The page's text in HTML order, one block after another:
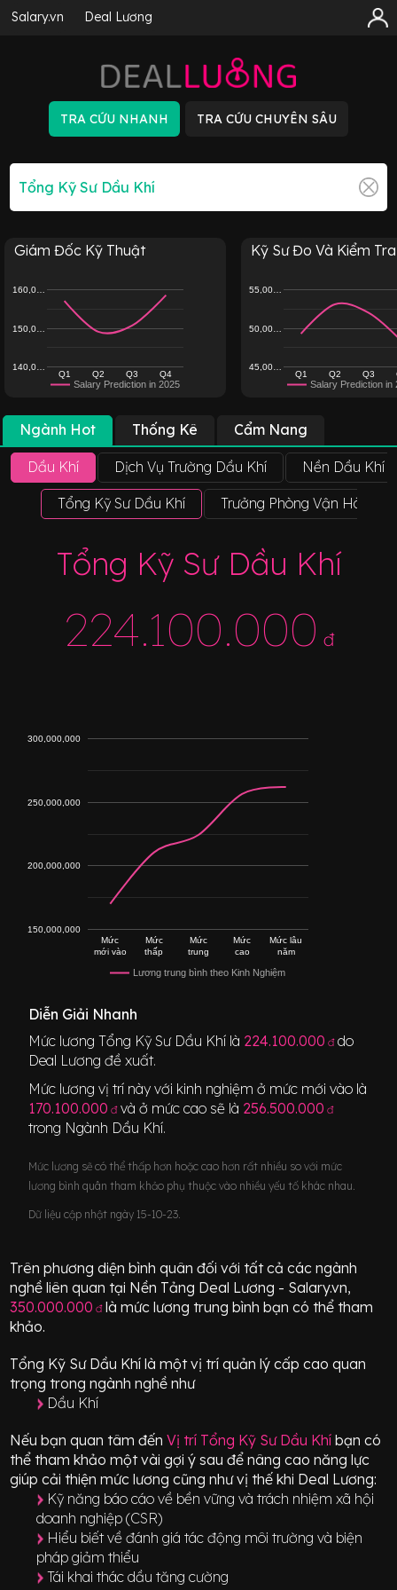
Salary.vn Deal Lương
Giám Đốc Kỹ Thuật
Salary Prediction in 2025
Q1 Q2 Q3 Q4
140,0…
150,0…
160,0…
Kỹ Sư Đo Và Kiểm Tra
Salary Prediction in
Q1 Q2 Q3
45,00…
50,00…
55,00…
Ngành Hot Thống Kê Cẩm Nang
Dầu Khí Dịch Vụ Trường Dầu Khí Nền Dầu Khí
Tổng Kỹ Sư Dầu Khí Trưởng Phòng Vận Hành
Tổng Kỹ Sư Dầu Khí
224.100.000 đ
Lương trung bình theo Kinh Nghiệm
Mức
mới vào
Mức
thấp
Mức
trung
Mức
cao
Mức lâu
năm
150,000,000
200,000,000
250,000,000
300,000,000
Diễn Giải Nhanh
Mức lươngTổng Kỹ Sư Dầu Khí là 224.100.000 đdo
Deal Lương đề xuất.
Mức lương vị trí này với kinh nghiệm ở mức mới vào là
170.100.000 đ và ở mức cao sẽ là 256.500.000 đ
trong Ngành Dầu Khí.
Mức lương sẽ có thể thấp hơn hoặc cao hơn rất nhiều so với mức
lương bình quân tham khảo phụ thuộc vào nhiều yếu tố khác nhau.
Dữ liệu cập nhật ngày 15-10-23.
Trên phương diện bình quân đối với tất cả các ngành
nghề liên quan tại Nền Tảng Deal Lương - Salary.vn,
350.000.000 đlà mức lương trung bình bạn có thể tham
khảo.
Tổng Kỹ Sư Dầu Khí là một vị tríquản lý cấp cao quan
trọng trong ngành nghề như
Dầu Khí
Nếu bạn quan tâm đến Vị trí Tổng Kỹ Sư Dầu Khí bạn có
thể tham khảo một vài gợi ý sau để nâng cao năng lực
giúp cải thiện mức lương cũng như vị thế khi Deal Lương:
Kỹ năng báo cáo về bền vững và trách nhiệm xã hội
doanh nghiệp (CSR)
Hiểu biết về đánh giá tác động môi trường và biện
pháp giảm thiểu
Tái khai thác dầu tăng cường